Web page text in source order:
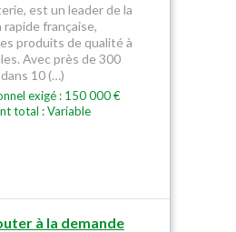
est un leader de la
française,
produits de qualité à
Avec près de 300
10 (…)
exigé : 150 000 €
total : Variable
à la demande